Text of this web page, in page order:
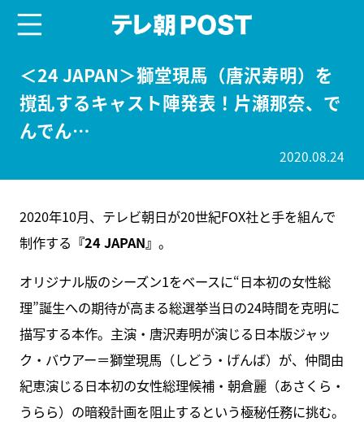
＜24 JAPAN＞獅堂現馬（唐沢寿明）を
撹乱するキャスト陣発表！片瀬那奈、で
んでん…
2020.08.24
2020年10月、テレビ朝日が20世紀FOX社と手を組んで
制作する 『24 JAPAN』 。
オリジナル版のシーズン1をベースに“日本初の女性総
理”誕生への期待が高まる総選挙当日の24時間を克明に
描写する本作。主演・唐沢寿明が演じる日本版ジャッ
ク・バウアー＝獅堂現馬（しどう・げんば）が、仲間由
紀恵演じる日本初の女性総理候補・朝倉麗（あさくら・
うらら）の暗殺計画を阻止するという極秘任務に挑む。